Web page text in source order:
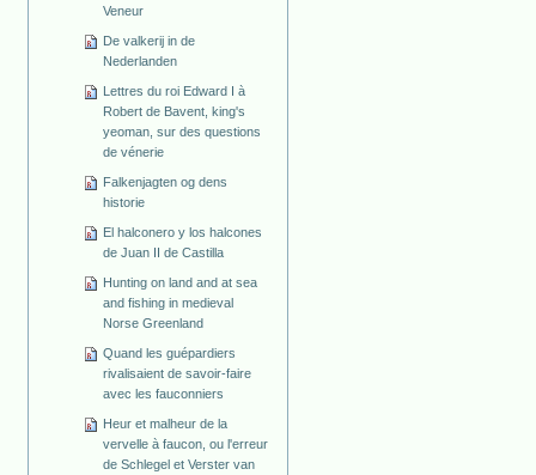
Veneur
De valkerij in de
Nederlanden
Lettres du roi Edward I à
Robert de Bavent, king's
yeoman, sur des questions
de vénerie
Falkenjagten og dens
historie
El halconero y los halcones
de Juan II de Castilla
Hunting on land and at sea
and fishing in medieval
Norse Greenland
Quand les guépardiers
rivalisaient de savoir-faire
avec les fauconniers
Heur et malheur de la
vervelle à faucon, ou l'erreur
de Schlegel et Verster van